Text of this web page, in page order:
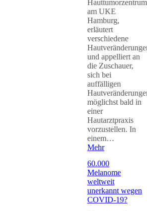
am UKE
Hamburg,
erläutert
verschiedene
und appelliert an
die Zuschauer,
sich bei
auffälligen
möglichst bald in
einer
Hautarztpraxis
vorzustellen. In
einem…
Mehr
60.000
Melanome
weltweit
unerkannt wegen
COVID-19?